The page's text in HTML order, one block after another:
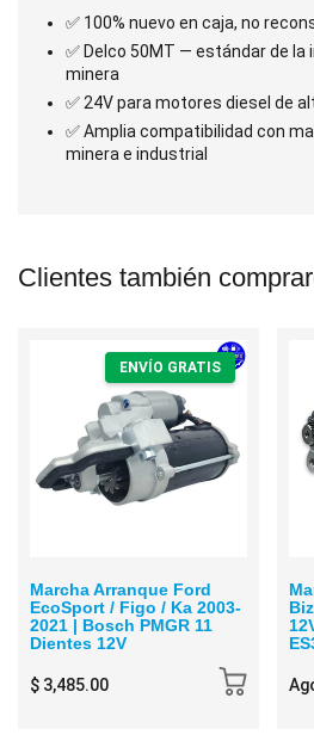
✅ 100% nuevo en caja, no
✅ Delco 50MT — estándar de la
minera
✅ 24V para motores diesel de
✅ Amplia compatibilidad con
minera e industrial
Clientes también
ENVÍO GRATIS
Marcha Arranque Ford
EcoSport / Figo / Ka 2003-
2021 | Bosch PMGR 11
Dientes 12V
$ 3,485.00